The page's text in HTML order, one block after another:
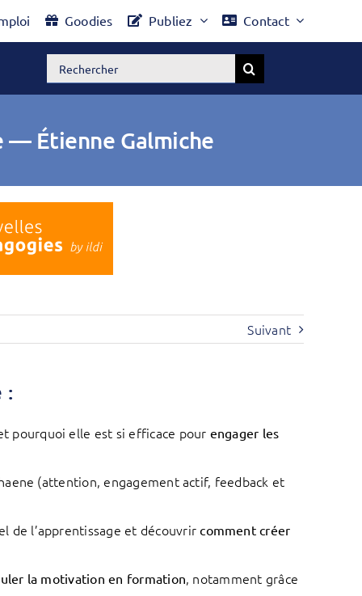
Goodies Publiez Contact
Rechercher:
— Étienne Galmiche
Suivant
:
pourquoi elle est si efficace pour engager les
(attention, engagement actif, feedback et
de l’apprentissage et découvrircomment créer
la motivation en formation, notamment grâce